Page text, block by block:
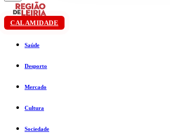
CALAMIDADE
Saúde
Desporto
Mercado
Cultura
Sociedade